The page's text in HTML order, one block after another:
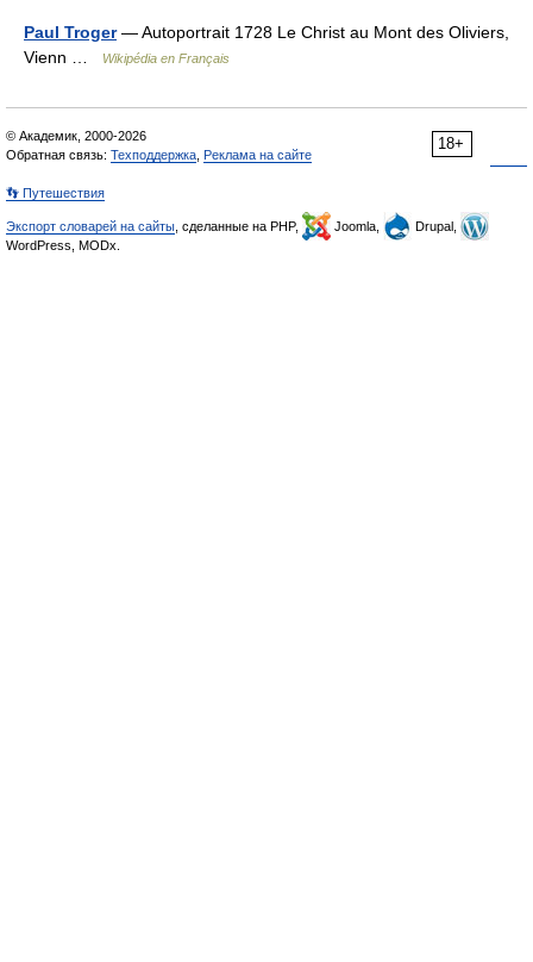
Paul Troger— Autoportrait 1728 Le Christ au Mont des Oliviers,
Vienn …
Wikipédia en Français
18+
© Академик, 2000-2026
Обратная связь: Техподдержка Реклама на сайте
👣 Путешествия
Экспорт словарей на сайты , сделанные на PHP, Joomla,
Drupal,
WordPress, MODx.